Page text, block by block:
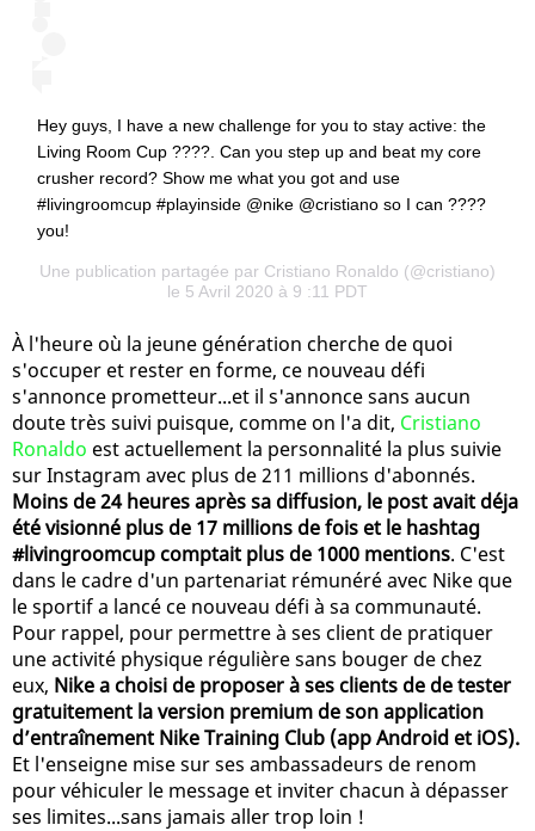
Hey guys, I have a new challenge for you to stay active: the
Living Room Cup ????. Can you step up and beat my core
crusher record? Show me what you got and use
#livingroomcup #playinside @nike @cristiano so I can ????
you!
Une publication partagée par Cristiano Ronaldo (@cristiano)
le 5 Avril 2020 à 9 :11 PDT
À l'heure où la jeune génération cherche de quoi
s'occuper et rester en forme, ce nouveau défi
s'annonce prometteur...et il s'annonce sans aucun
doute très suivi puisque, comme on l'a dit, Cristiano
Ronaldo est actuellement la personnalité la plus suivie
sur Instagram avec plus de 211 millions d'abonnés.
Moins de 24 heures après sa diffusion, le post avait déja
été visionné plus de 17 millions de fois et le hashtag
#livingroomcup comptait plus de 1000 mentions. C'est
dans le cadre d'un partenariat rémunéré avec Nike que
le sportif a lancé ce nouveau défi à sa communauté.
Pour rappel, pour permettre à ses client de pratiquer
une activité physique régulière sans bouger de chez
eux, Nike a choisi de proposer à ses clients de de tester
gratuitement la version premium de son application
d’entraînement Nike Training Club (app Android et iOS).
Et l'enseigne mise sur ses ambassadeurs de renom
pour véhiculer le message et inviter chacun à dépasser
ses limites...sans jamais aller trop loin !